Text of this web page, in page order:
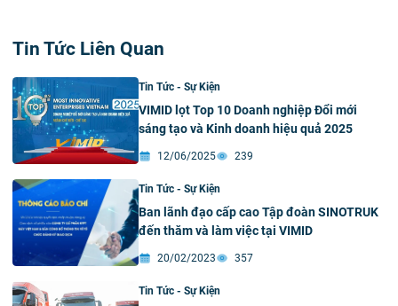
Tin Tức Liên Quan
Tin Tức - Sự Kiện
VIMID lọt Top 10 Doanh nghiệp Đổi mới
sáng tạo và Kinh doanh hiệu quả 2025
12/06/2025 239
Tin Tức - Sự Kiện
Ban lãnh đạo cấp cao Tập đoàn SINOTRUK
đến thăm và làm việc tại VIMID
20/02/2023 357
Tin Tức - Sự Kiện